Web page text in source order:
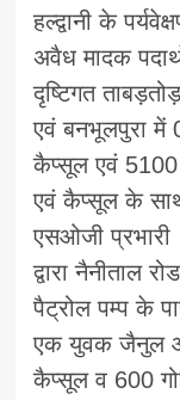
हल्द्वानी के
अवैध मादक
दृष्टिगत
एवं बनभूलपुरा
कैप्सूल एवं 5100
एवं कैप्सूल के
एसओजी प्रभारी
द्वारा नैनीताल
पैट्रोल पम्प के
एक युवक जैनुल
कैप्सूल व 600